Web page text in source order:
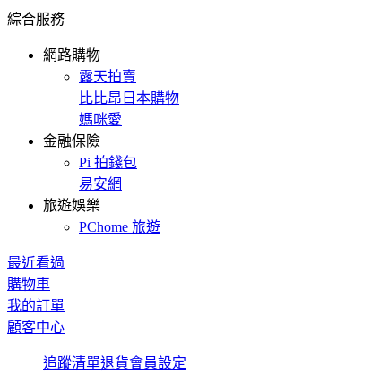
綜合服務
網路購物
露天拍賣
比比昂日本購物
媽咪愛
金融保險
Pi 拍錢包
易安網
旅遊娛樂
PChome 旅遊
最近看過
購物車
我的訂單
顧客中心
追蹤清單退貨會員設定